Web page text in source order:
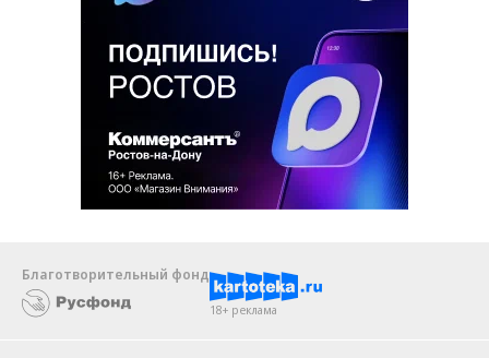
Благотворительный фонд
18+ реклама